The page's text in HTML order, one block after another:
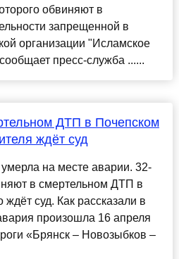
обвиняют в
запрещенной в
организации "Исламское
пресс-служба ......
ДТП в Почепском
ждёт суд
на месте аварии. 32-
в смертельном ДТП в
суд. Как рассказали в
произошла 16 апреля
«Брянск – Новозыбков –